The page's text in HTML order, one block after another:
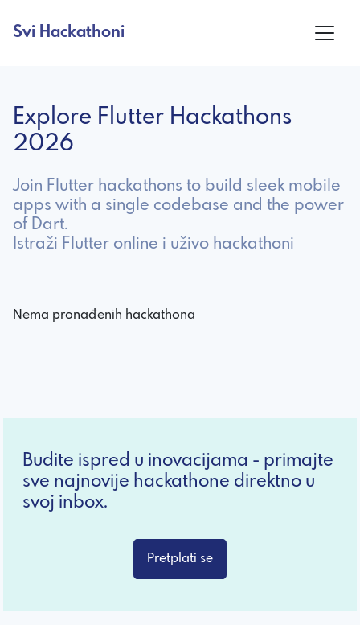
Svi Hackathoni
Explore Flutter Hackathons
2026
Join Flutter hackathons to build sleek mobile
apps with a single codebase and the power
of Dart.
Istraži Flutter online i uživo hackathoni
Nema pronađenih hackathona
Budite ispred u inovacijama - primajte
sve najnovije hackathone direktno u
svoj inbox.
Pretplati se